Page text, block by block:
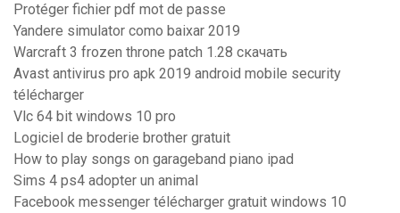
Protéger fichier pdf mot de passe
Yandere simulator como baixar 2019
Warcraft 3 frozen throne patch 1.28 скачать
Avast antivirus pro apk 2019 android mobile security
télécharger
Vlc 64 bit windows 10 pro
Logiciel de broderie brother gratuit
How to play songs on garageband piano ipad
Sims 4 ps4 adopter un animal
Facebook messenger télécharger gratuit windows 10